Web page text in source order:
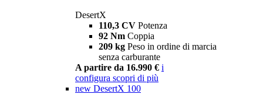
DesertX
110,3 CV Potenza
92 Nm Coppia
209 kg Peso in ordine di marcia
senza carburante
A partire da 16.990 € i
configura scopri di più
new DesertX 100